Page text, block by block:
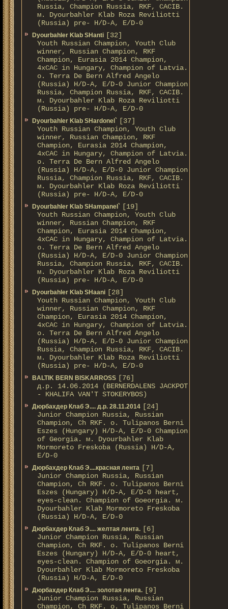
Russia, Champion Russia, RKF, CACIB.
м. Dyourbahler Klab Roza Reviliotti
(Russia) pre- H/D-A, E/D-0
Dyourbahler Klab SHanti [32]
Youth Russian Champion, Youth Club
winner, Russian Champion, RKF
Champion, Eurasia 2014 Champion,
4xCAC in Hungary, Champion of Latvia.
о. Terra De Bern Alfred Angelo
(Russia) H/D-A, E/D-0 Junior Champion
Russia, Champion Russia, RKF, CACIB.
м. Dyourbahler Klab Roza Reviliotti
(Russia) pre- H/D-A, E/D-0
Dyourbahler Klab SHardonel` [37]
Youth Russian Champion, Youth Club
winner, Russian Champion, RKF
Champion, Eurasia 2014 Champion,
4xCAC in Hungary, Champion of Latvia.
о. Terra De Bern Alfred Angelo
(Russia) H/D-A, E/D-0 Junior Champion
Russia, Champion Russia, RKF, CACIB.
м. Dyourbahler Klab Roza Reviliotti
(Russia) pre- H/D-A, E/D-0
Dyourbahler Klab SHampanel` [19]
Youth Russian Champion, Youth Club
winner, Russian Champion, RKF
Champion, Eurasia 2014 Champion,
4xCAC in Hungary, Champion of Latvia.
о. Terra De Bern Alfred Angelo
(Russia) H/D-A, E/D-0 Junior Champion
Russia, Champion Russia, RKF, CACIB.
м. Dyourbahler Klab Roza Reviliotti
(Russia) pre- H/D-A, E/D-0
Dyourbahler Klab SHaani [28]
Youth Russian Champion, Youth Club
winner, Russian Champion, RKF
Champion, Eurasia 2014 Champion,
4xCAC in Hungary, Champion of Latvia.
о. Terra De Bern Alfred Angelo
(Russia) H/D-A, E/D-0 Junior Champion
Russia, Champion Russia, RKF, CACIB.
м. Dyourbahler Klab Roza Reviliotti
(Russia) pre- H/D-A, E/D-0
BALTIK BERN BISKARROSS [76]
д.р. 14.06.2014 (BERNERDALENS JACKPOT
- KHALIFA VAN'T STOKERYBOS)
Дюрбахдер Клаб Э.... д.р. 28.11.2014 [24]
Junior Champion Russia, Russian
Champion, Ch RKF. о. Tulipanos Berni
Eszes (Hungary) H/D-A, E/D-0 Champion
of Georgia. м. Dyourbahler Klab
Mormoreto Freskoba (Russia) H/D-A,
E/D-0
Дюрбахдер Клаб Э....красная лента [7]
Junior Champion Russia, Russian
Champion, Ch RKF. о. Tulipanos Berni
Eszes (Hungary) H/D-A, E/D-0 heart,
eyes-clean. Champion of Gоeorgia. м.
Dyourbahler Klab Mormoreto Freskoba
(Russia) H/D-А, E/D-0
Дюрбахдер Клаб Э.... желтая лента. [6]
Junior Champion Russia, Russian
Champion, Ch RKF. о. Tulipanos Berni
Eszes (Hungary) H/D-A, E/D-0 heart,
eyes-clean. Champion of Gоeorgia. м.
Dyourbahler Klab Mormoreto Freskoba
(Russia) H/D-А, E/D-0
Дюрбахдер Клаб Э.... золотая лента. [9]
Junior Champion Russia, Russian
Champion, Ch RKF. о. Tulipanos Berni